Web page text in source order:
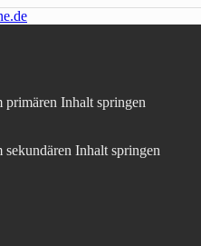
web-
primären Inhalt springen
sekundären Inhalt springen